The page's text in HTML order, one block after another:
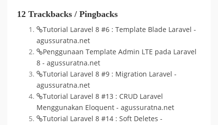
12 Trackbacks / Pingbacks
Tutorial Laravel 8 #6 : Template Blade Laravel -
agussuratna.net
Penggunaan Template Admin LTE pada Laravel
8 - agussuratna.net
Tutorial Laravel 8 #9 : Migration Laravel -
agussuratna.net
Tutorial Laravel 8 #13 : CRUD Laravel
Menggunakan Eloquent - agussuratna.net
Tutorial Laravel 8 #14 : Soft Deletes -